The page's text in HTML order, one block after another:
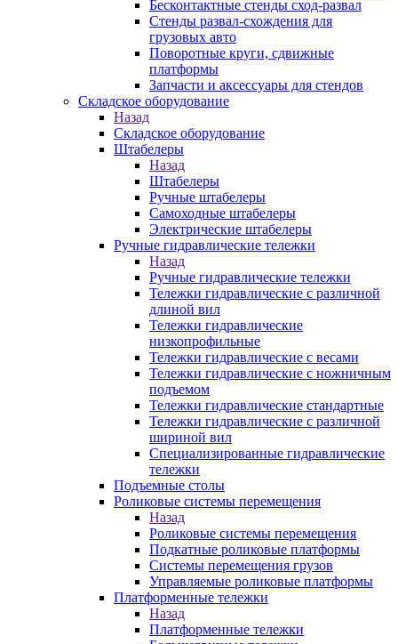
Бесконтактные стенды сход-развал
Стенды развал-схождения для
грузовых авто
Поворотные круги, сдвижные
платформы
Запчасти и аксессуары для стендов
Складское оборудование
Назад
Складское оборудование
Штабелеры
Назад
Штабелеры
Ручные штабелеры
Самоходные штабелеры
Электрические штабелеры
Ручные гидравлические тележки
Назад
Ручные гидравлические тележки
Тележки гидравлические с различной
длиной вил
Тележки гидравлические
низкопрофильные
Тележки гидравлические с весами
Тележки гидравлические с ножничным
подъемом
Тележки гидравлические стандартные
Тележки гидравлические с различной
шириной вил
Специализированные гидравлические
тележки
Подъемные столы
Роликовые системы перемещения
Назад
Роликовые системы перемещения
Подкатные роликовые платформы
Системы перемещения грузов
Управляемые роликовые платформы
Платформенные тележки
Назад
Платформенные тележки